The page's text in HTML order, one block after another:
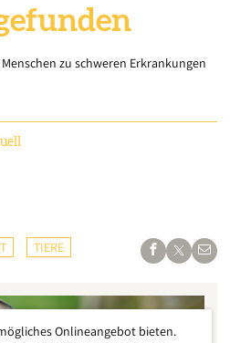
zu schweren Erkrankungen
TIERE
Onlineangebot bieten.